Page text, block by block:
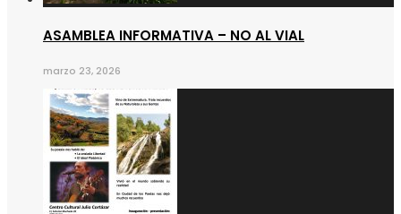
ASAMBLEA INFORMATIVA – NO AL VIAL
marzo 23, 2026